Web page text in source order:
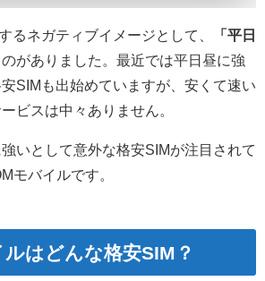
るネガティブイメージとして、
「平日
のがありました。最近では平日昼に強
SIMも出始めていますが、安くて速い
ビスは中々ありません。
いとして意外な格安SIMが注目されて
モバイルです。
はどんな格安SIM？